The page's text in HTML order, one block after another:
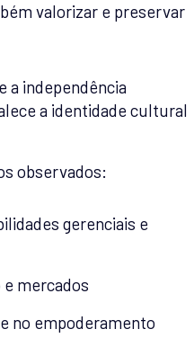
valorizar e preservar
a independência
a identidade cultural
observados:
gerenciais e
e mercados
no empoderamento